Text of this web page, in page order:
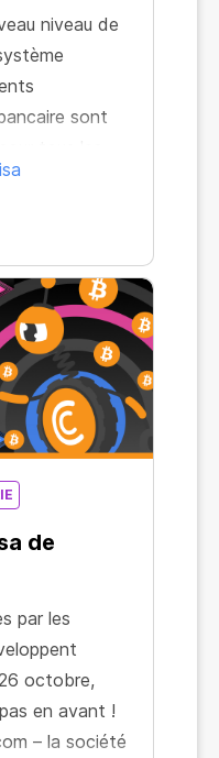
niveau de
sont
tous les
! Vous n'avez
votre
ou d'effectuer
même :
de miner
Mais à la
le minage
!
de
par les
octobre,
en avant !
– la société